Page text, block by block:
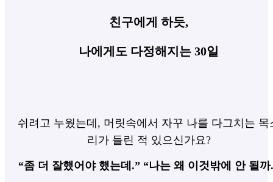
친구에게 하듯,
나에게도 다정해지는 30일
쉬려고 누웠는데, 머릿속에서 자꾸 나를 다그치는 목
리가 들린 적 있으신가요?
“좀 더 잘했어야 했는데.” “나는 왜 이것밖에 안 될까